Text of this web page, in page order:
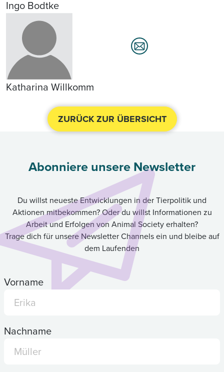
Ingo Bodtke
Katharina Willkomm
ZURÜCK ZUR ÜBERSICHT
Abonniere unsere Newsletter
Du willst neueste Entwicklungen in der Tierpolitik und
Aktionen mitbekommen? Oder du willst Informationen zu
Arbeit und Erfolgen von Animal Society erhalten?
Trage dich für unsere Newsletter Channels ein und bleibe auf
dem Laufenden
Vorname
Nachname